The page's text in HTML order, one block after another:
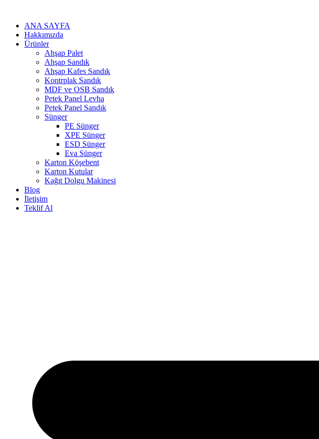
ANA SAYFA
Hakkımızda
Ürünler
Ahşap Palet
Ahşap Sandık
Ahşap Kafes Sandık
Kontrplak Sandık
MDF ve OSB Sandık
Petek Panel Levha
Petek Panel Sandık
Sünger
PE Sünger
XPE Sünger
ESD Sünger
Eva Sünger
Karton Köşebent
Karton Kutular
Kağıt Dolgu Makinesi
Blog
İletişim
Teklif Al